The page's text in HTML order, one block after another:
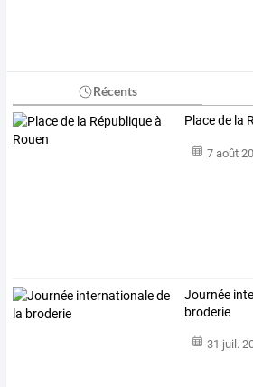
Récents
Place de la
7 août
Journée
broderie
31 juil.